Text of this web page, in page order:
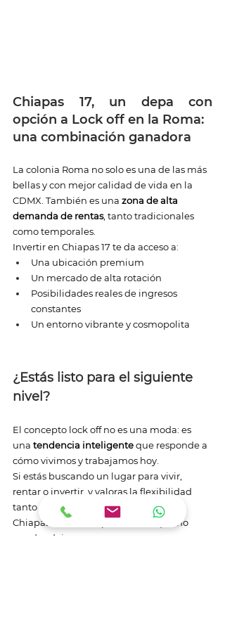
Chiapas 17, un depa con
opción a Lock off en la Roma:
una combinación ganadora
La colonia Roma no solo es una de las más
bellas y con mejor calidad de vida en la
CDMX. También es una zona de alta
demanda de rentas, tanto tradicionales
como temporales.
Invertir en Chiapas 17 te da acceso a:
Una ubicación premium
Un mercado de alta rotación
Posibilidades reales de ingresos
constantes
Un entorno vibrante y cosmopolita
¿Estás listo para el siguiente
nivel?
El concepto lock off no es una moda: es
una tendencia inteligente que responde a
cómo vivimos y trabajamos hoy.
Si estás buscando un lugar para vivir,
rentar o invertir, y valoras la flexibilidad
tanto como el diseño y la ubicación,
Chiapas 17 es una oportunidad que no
puedes dejar pasar.